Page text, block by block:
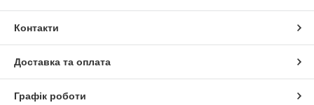
Контакти
Доставка та оплата
Графік роботи